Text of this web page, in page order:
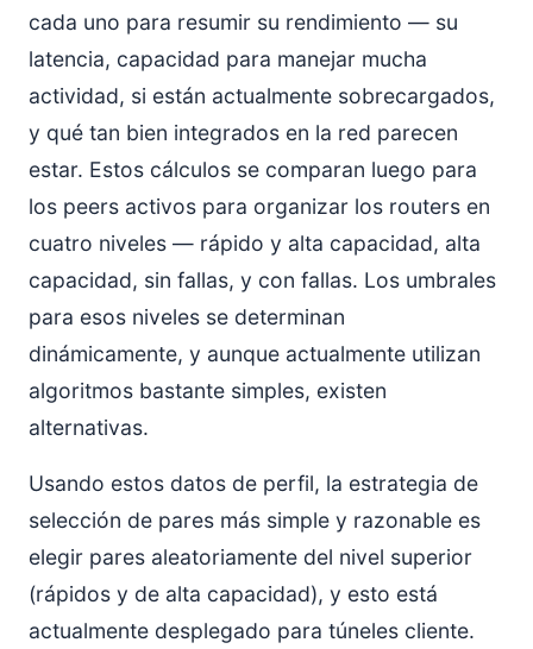
cada uno para resumir su rendimiento — su
latencia, capacidad para manejar mucha
actividad, si están actualmente sobrecargados,
y qué tan bien integrados en la red parecen
estar. Estos cálculos se comparan luego para
los peers activos para organizar los routers en
cuatro niveles — rápido y alta capacidad, alta
capacidad, sin fallas, y con fallas. Los umbrales
para esos niveles se determinan
dinámicamente, y aunque actualmente utilizan
algoritmos bastante simples, existen
alternativas.
Usando estos datos de perfil, la estrategia de
selección de pares más simple y razonable es
elegir pares aleatoriamente del nivel superior
(rápidos y de alta capacidad), y esto está
actualmente desplegado para túneles cliente.